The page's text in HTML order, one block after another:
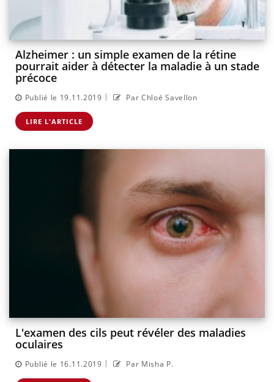
Alzheimer : un simple examen de la rétine
pourrait aider à détecter la maladie à un stade
précoce
Publié le 19.11.2019 | Par Chloé Savellon
LIRE L'ARTICLE
L'examen des cils peut révéler des maladies
oculaires
Publié le 16.11.2019 | Par Misha P.